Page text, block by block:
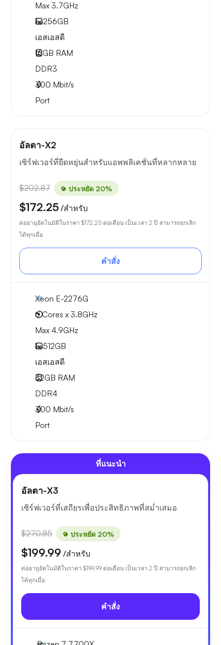
Max 3.7GHz
1x256GB
เอสเอสดี
16GB RAM
DDR3
300 Mbit/s
Port
อัลตา-X2
เซิร์ฟเวอร์ที่ยืดหยุ่นสำหรับแอพพลิเคชั่นที่หลากหลาย
$202.87 ประหยัด 20%
$172.25 /สำหรับ
ต่ออายุอัตโนมัติในราคา $172.25 ต่อเดือน เป็นเวลา 2 ปี สามารถยกเลิก
ได้ทุกเมื่อ
คำสั่ง
Xeon E-2276G
6 Cores x 3.8GHz
Max 4.9GHz
1x512GB
เอสเอสดี
32GB RAM
DDR4
300 Mbit/s
Port
ที่แนะนำ
อัลตา-X3
เซิร์ฟเวอร์ที่เสถียรเพื่อประสิทธิภาพที่สม่ำเสมอ
$270.85 ประหยัด 20%
$199.99 /สำหรับ
ต่ออายุอัตโนมัติในราคา $199.99 ต่อเดือน เป็นเวลา 2 ปี สามารถยกเลิก
ได้ทุกเมื่อ
คำสั่ง